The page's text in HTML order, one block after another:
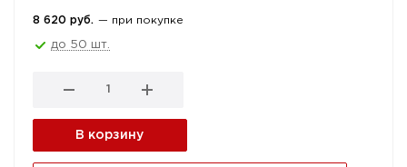
8 620 руб. — при покупке
до 50 шт.
В корзину